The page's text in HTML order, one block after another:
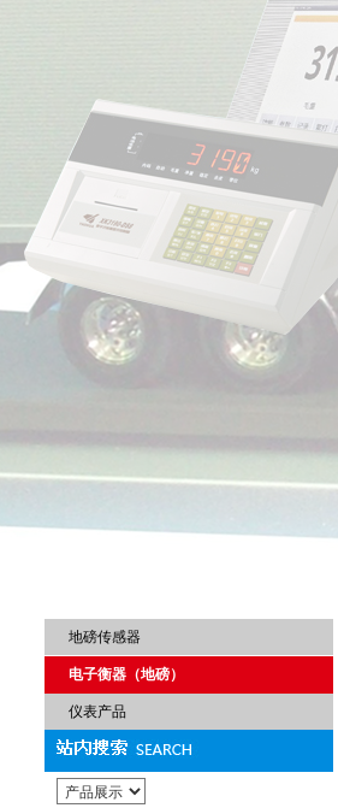
地磅传感器
电子衡器（地磅）
仪表产品